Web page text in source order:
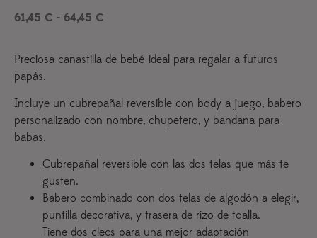
61,45 € - 64,45 €
Preciosa canastilla de bebé ideal para regalar a futuros
papás.
Incluye un cubrepañal reversible con body a juego, babero
personalizado con nombre, chupetero, y bandana para
babas.
Cubrepañal reversible con las dos telas que más te
gusten.
Babero combinado con dos telas de algodón a elegir,
puntilla decorativa, y trasera de rizo de toalla.
Tiene dos clecs para una mejor adaptación